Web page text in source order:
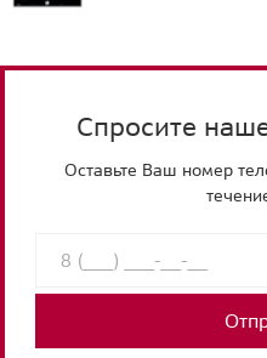
Спросите
Оставьте Ваш номер